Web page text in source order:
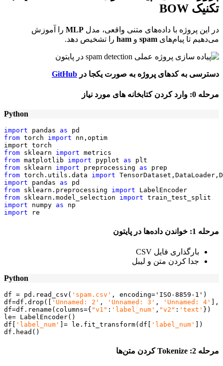
تکنیک
در این پروژه با داده‌های متنی واقعی، مدل MLP را آموزش
می‌دهیم تا پیام‌های spam و ham را تشخیص دهد.
دسترسی به کدهای پروژه به صورت یکجا در GitHub
مرحله 0: وارد کردن کتابخانه های مورد نیاز
Python
import pandas as
from torch import nn,optim
from sklearn import
from matplotlib import pyplot as
from sklearn import preprocessing as
from torch.utils.data import
import pandas as
from sklearn.preprocessing import
from sklearn.model_selection import
import numpy as
import re
مرحله 1: خواندن داده‌ها در پایتون
بارگذاری فایل CSV
جدا کردن متن و لیبل
Python
df = pd.read_csv( 'spam.csv' , encoding='ISO-8859-1')
df=df.drop([ 'Unnamed: 2' , 'Unnamed: 3' , 'Unnamed: 4' ],
df=df.rename(columns={ "v1" : 'label_num' , "v2" : 'text' })
le= LabelEncoder()
df[ 'label_num' ]= le.fit_transform(df[ 'label_num' ])
df.head()
مرحله 2
: Tokenize کردن متن‌ها